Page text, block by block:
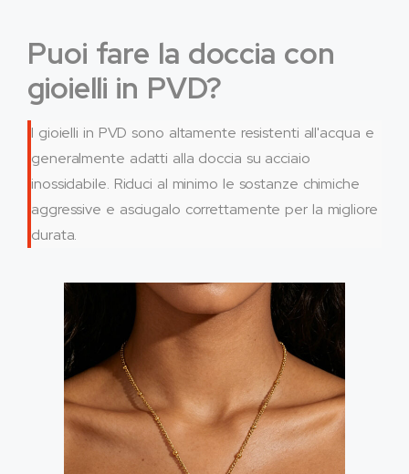
Puoi fare la doccia con
gioielli in PVD?
I gioielli in PVD sono altamente resistenti all'acqua e
generalmente adatti alla doccia su acciaio
inossidabile. Riduci al minimo le sostanze chimiche
aggressive e asciugalo correttamente per la migliore
durata.